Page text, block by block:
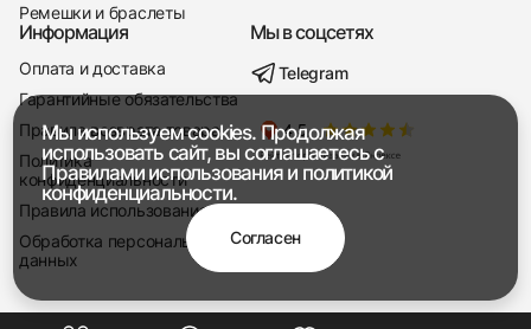
+7 916 221-22-37
Мы насвязи 08:00 — 19:00
Ремешки и браслеты
Информация
Оплата и доставка
Гарантийные обязательства
Правила возврата товара
Политика
конфиденциальности
Правила использования
Обработка персональных
данных
Мы в соцсетях
Telegram
Мы используем cookies. Продолжая
использовать сайт, вы соглашаетесь с
Правилами использованияи политикой
конфиденциальности.
Согласен